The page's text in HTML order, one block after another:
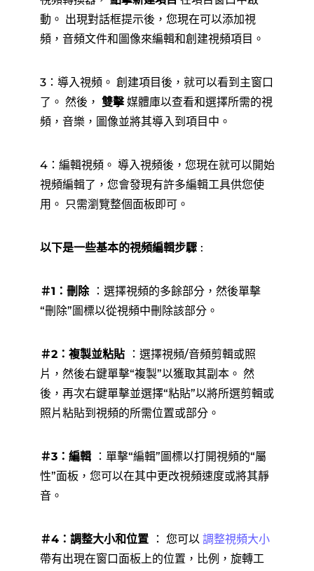
動。 出現對話框提示後，您現在可以添加視
頻，音頻文件和圖像來編輯和創建視頻項目。
3：導入視頻。 創建項目後，就可以看到主窗口
了。 然後， 雙擊媒體庫以查看和選擇所需的視
頻，音樂，圖像並將其導入到項目中。
4：編輯視頻。 導入視頻後，您現在就可以開始
視頻編輯了，您會發現有許多編輯工具供您使
用。 只需瀏覽整個面板即可。
以下是一些基本的視頻編輯步驟 :
＃1：刪除 ：選擇視頻的多餘部分，然後單擊
“刪除”圖標以從視頻中刪除該部分。
＃2：複製並粘貼 ：選擇視頻/音頻剪輯或照
片，然後右鍵單擊“複製”以獲取其副本。 然
後，再次右鍵單擊並選擇“粘貼”以將所選剪輯或
照片粘貼到視頻的所需位置或部分。
＃3：編輯 ：單擊“編輯”圖標以打開視頻的“屬
性”面板，您可以在其中更改視頻速度或將其靜
音。
＃4：調整大小和位置 ： 您可以 調整視頻大小
帶有出現在窗口面板上的位置，比例，旋轉工